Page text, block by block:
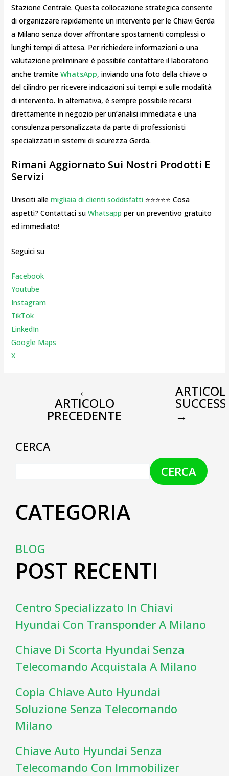
Stazione Centrale. Questa collocazione strategica consente
di organizzare rapidamente un intervento per le Chiavi Gerda
a Milano senza dover affrontare spostamenti complessi o
lunghi tempi di attesa. Per richiedere informazioni o una
valutazione preliminare è possibile contattare il laboratorio
anche tramite WhatsApp, inviando una foto della chiave o
del cilindro per ricevere indicazioni sui tempi e sulle modalità
di intervento. In alternativa, è sempre possibile recarsi
direttamente in negozio per un’analisi immediata e una
consulenza personalizzata da parte di professionisti
specializzati in sistemi di sicurezza Gerda.
Rimani Aggiornato Sui Nostri Prodotti E
Servizi
Unisciti alle migliaia di clienti soddisfatti⭐⭐⭐⭐⭐ Cosa
aspetti? Contattaci su Whatsapp per un preventivo gratuito
ed immediato!
Seguici su
Facebook
Youtube
Instagram
TikTok
LinkedIn
Google Maps
X
←
ARTICOLO
PRECEDENTE →
CERCA
CERCA
CATEGORIA
BLOG
POST RECENTI
Centro Specializzato In Chiavi
Hyundai Con Transponder A Milano
Chiave Di Scorta Hyundai Senza
Telecomando Acquistala A Milano
Copia Chiave Auto Hyundai
Soluzione Senza Telecomando
Milano
Chiave Auto Hyundai Senza
Telecomando Con Immobilizer